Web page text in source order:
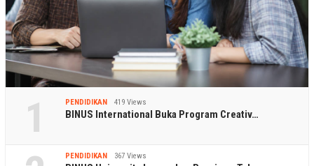
1 PENDIDIKAN 419 Views
BINUS International Buka Program Creativ…
PENDIDIKAN 367 Views